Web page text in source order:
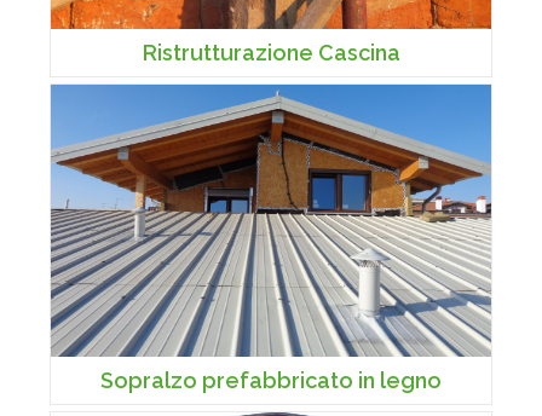
Ristrutturazione Cascina
Sopralzo prefabbricato in legno